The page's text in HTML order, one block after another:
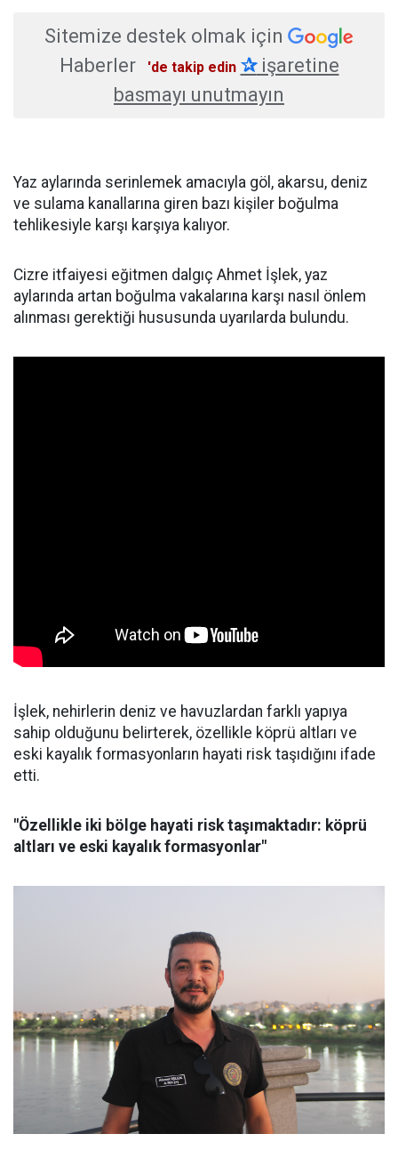
Sitemize destek olmak için
Haberler
'de takip edin ✰işaretine
basmayı unutmayın
Yaz aylarında serinlemek amacıyla göl, akarsu, deniz
ve sulama kanallarına giren bazı kişiler boğulma
tehlikesiyle karşı karşıya kalıyor.
Cizre itfaiyesi eğitmen dalgıç Ahmet İşlek, yaz
aylarında artan boğulma vakalarına karşı nasıl önlem
alınması gerektiği hususunda uyarılarda bulundu.
İşlek, nehirlerin deniz ve havuzlardan farklı yapıya
sahip olduğunu belirterek, özellikle köprü altları ve
eski kayalık formasyonların hayati risk taşıdığını ifade
etti.
"Özellikle iki bölge hayati risk taşımaktadır: köprü
altları ve eski kayalık formasyonlar"